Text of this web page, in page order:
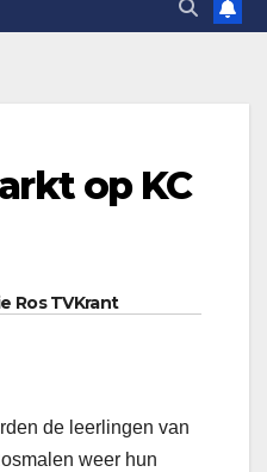
op KC
Ros TVKrant
de leerlingen van
weer hun